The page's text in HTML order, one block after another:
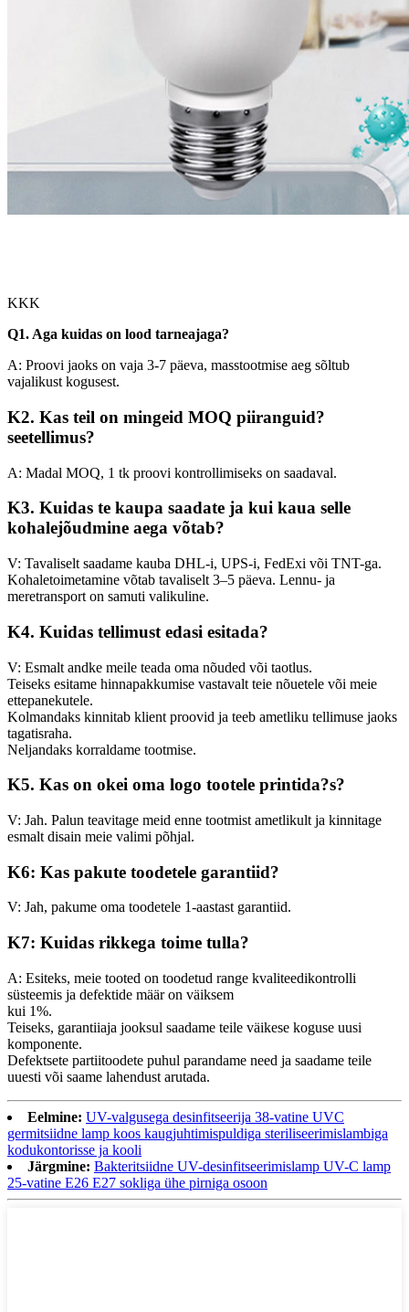
KKK
Q1. Aga kuidas on lood tarneajaga?
A: Proovi jaoks on vaja 3-7 päeva, masstootmise aeg sõltub
vajalikust kogusest.
K2. Kas teil on mingeid MOQ piiranguid?
seetellimus?
A: Madal MOQ, 1 tk proovi kontrollimiseks on saadaval.
K3. Kuidas te kaupa saadate ja kui kaua selle
kohalejõudmine aega võtab?
V: Tavaliselt saadame kauba DHL-i, UPS-i, FedExi või TNT-ga.
Kohaletoimetamine võtab tavaliselt 3–5 päeva. Lennu- ja
meretransport on samuti valikuline.
K4. Kuidas tellimust edasi esitada?
V: Esmalt andke meile teada oma nõuded või taotlus.
Teiseks esitame hinnapakkumise vastavalt teie nõuetele või meie
ettepanekutele.
Kolmandaks kinnitab klient proovid ja teeb ametliku tellimuse jaoks
tagatisraha.
Neljandaks korraldame tootmise.
K5. Kas on okei oma logo tootele printida?s?
V: Jah. Palun teavitage meid enne tootmist ametlikult ja kinnitage
esmalt disain meie valimi põhjal.
K6: Kas pakute toodetele garantiid?
V: Jah, pakume oma toodetele 1-aastast garantiid.
K7: Kuidas rikkega toime tulla?
A: Esiteks, meie tooted on toodetud range kvaliteedikontrolli
süsteemis ja defektide määr on väiksem
kui 1%.
Teiseks, garantiiaja jooksul saadame teile väikese koguse uusi
komponente.
Defektsete partiitoodete puhul parandame need ja saadame teile
uuesti või saame lahendust arutada.
Eelmine: UV-valgusega desinfitseerija 38-vatine UVC
germitsiidne lamp koos kaugjuhtimispuldiga steriliseerimislambiga
kodukontorisse ja kooli
Järgmine: Bakteritsiidne UV-desinfitseerimislamp UV-C lamp
25-vatine E26 E27 sokliga ühe pirniga osoon